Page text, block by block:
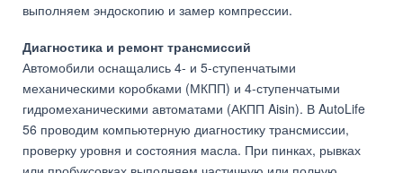
выполняем эндоскопию и замер компрессии.
Диагностика и ремонт трансмиссий
Автомобили оснащались 4- и 5-ступенчатыми
механическими коробками (МКПП) и 4-ступенчатыми
гидромеханическими автоматами (АКПП Aisin). В AutoLife
56 проводим компьютерную диагностику трансмиссии,
проверку уровня и состояния масла. При пинках, рывках